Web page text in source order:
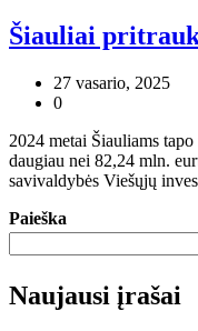
Šiauliai
27 vasario, 2025
0
2024 metai Šiauliams
daugiau nei 82,24 mln.
savivaldybės Viešųjų
Paieška
Naujausi įrašai